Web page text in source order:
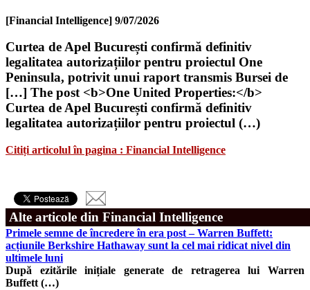
[Financial Intelligence] 9/07/2026
Curtea de Apel București confirmă definitiv
legalitatea autorizațiilor pentru proiectul One
Peninsula, potrivit unui raport transmis Bursei de
[…] The post <b>One United Properties:</b>
Curtea de Apel București confirmă definitiv
legalitatea autorizațiilor pentru proiectul (…)
Citiți articolul în pagina : Financial Intelligence
Alte articole din Financial Intelligence
Primele semne de încredere în era post – Warren Buffett:
acțiunile Berkshire Hathaway sunt la cel mai ridicat nivel din
ultimele luni
După ezitările inițiale generate de retragerea lui Warren
Buffett (…)